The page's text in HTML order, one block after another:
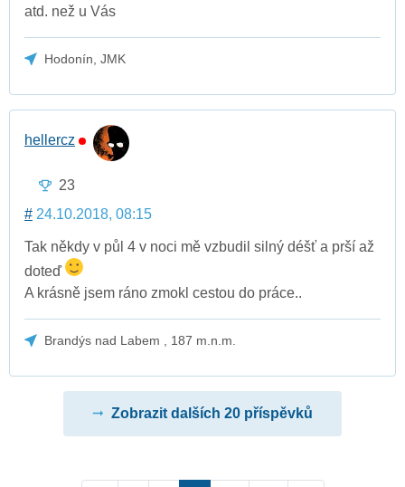
atd. než u Vás
Hodonín, JMK
hellercz
23
# 24.10.2018, 08:15
Tak někdy v půl 4 v noci mě vzbudil silný déšť a prší až
doteď
A krásně jsem ráno zmokl cestou do práce..
Brandýs nad Labem , 187 m.n.m.
Zobrazit dalších 20 příspěvků